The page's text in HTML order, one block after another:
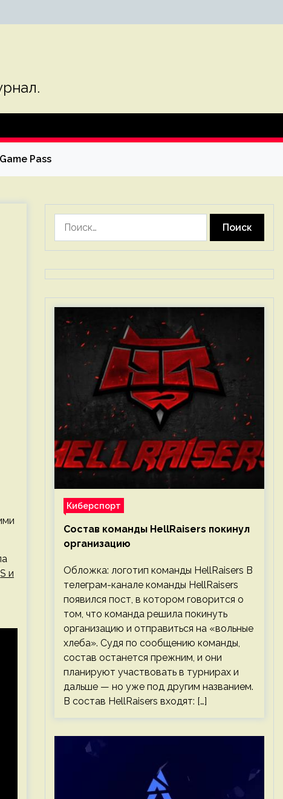
Pass
и
Киберспорт
Состав команды HellRaisers покинул
организацию
Обложка: логотип команды HellRaisers В
телеграм-канале команды HellRaisers
появился пост, в котором говорится о
том, что команда решила покинуть
организацию и отправиться на «вольные
хлеба». Судя по сообщению команды,
состав останется прежним, и они
планируют участвовать в турнирах и
дальше — но уже под другим названием.
В состав HellRaisers входят: […]